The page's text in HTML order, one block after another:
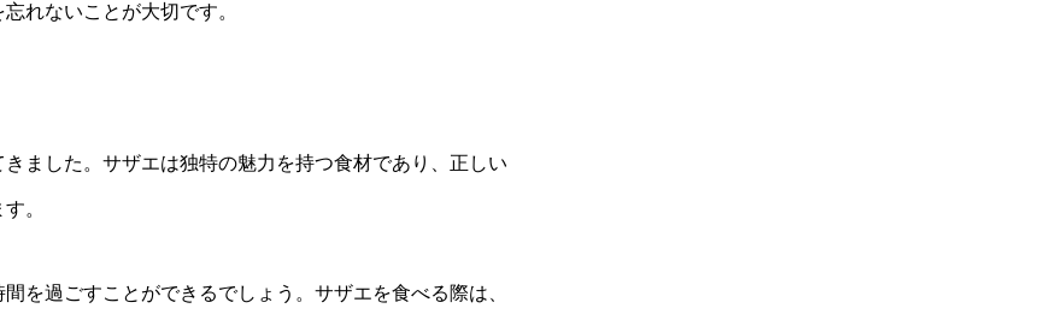
れないことが大切です。
ました。サザエは独特の魅力を持つ食材であり、正しい
。
を過ごすことができるでしょう。サザエを食べる際は、